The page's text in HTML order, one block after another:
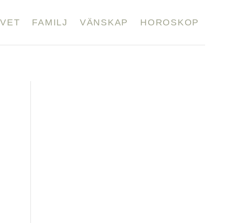
FAMILJ VÄNSKAP HOROSKOP